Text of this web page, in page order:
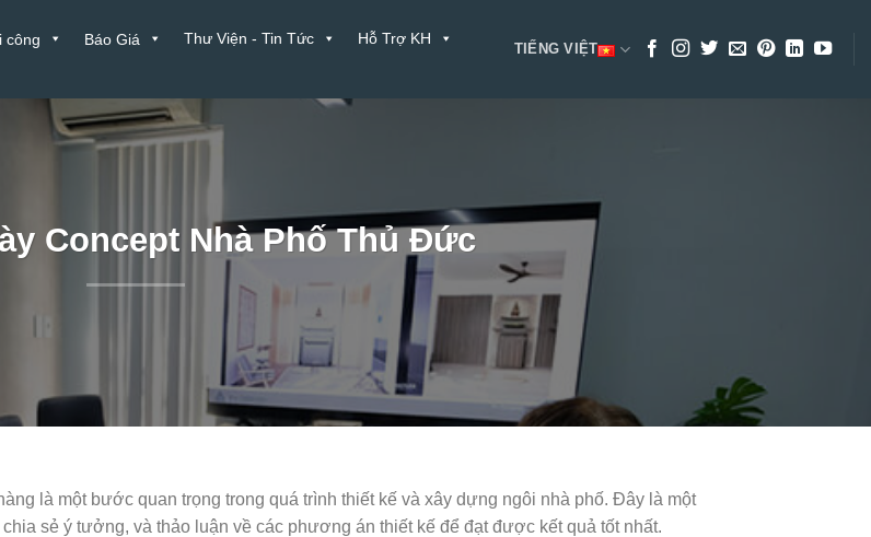
công Báo Giá Thư Viện - Tin Tức Hỗ Trợ KH
TIẾNG VIỆT
Concept Nhà Phố Thủ Đức
là một bước quan trọng trong quá trình thiết kế và xây dựng ngôi nhà phố. Đây là một
sẻ ý tưởng, và thảo luận về các phương án thiết kế để đạt được kết quả tốt nhất.